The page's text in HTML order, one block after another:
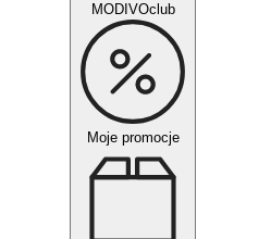
MODIVOclub
Moje promocje